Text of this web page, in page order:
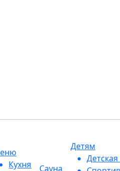
Кухня
Сауна
Детям